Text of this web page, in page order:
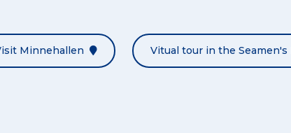
Minnehallen Vitual tour in the Seamen's